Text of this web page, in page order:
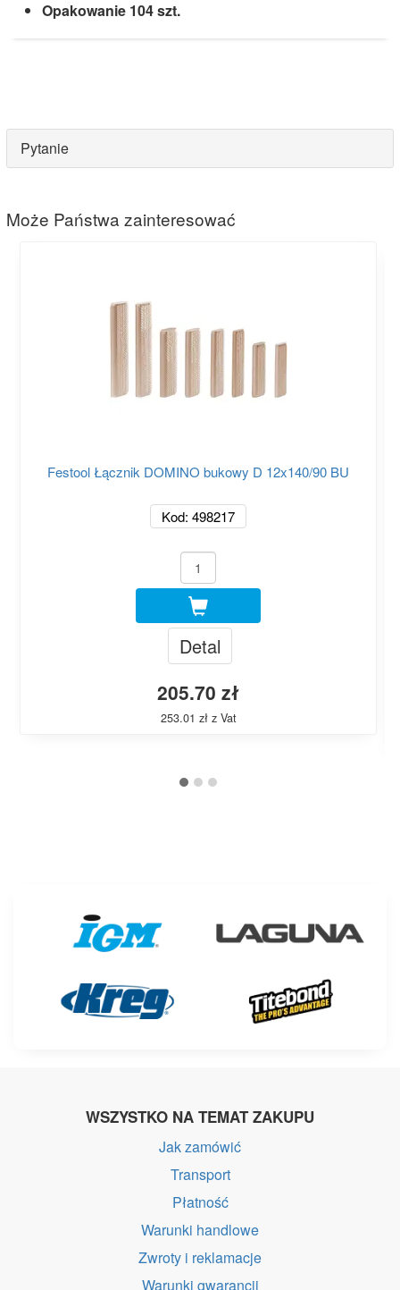
Opakowanie 104 szt.
Pytanie
Może Państwa zainteresować
Festool Łącznik DOMINO bukowy D 12x140/90 BU
Kod: 498217
Detal
205.70 zł
253.01 zł z Vat
WSZYSTKO NA TEMAT ZAKUPU
Jak zamówić
Transport
Płatność
Warunki handlowe
Zwroty i reklamacje
Warunki gwarancji